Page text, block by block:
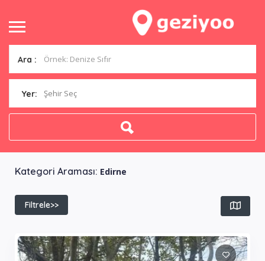
Ara :
Yer: Şehir Seç
Kategori Araması: Edirne
Filtrele>>